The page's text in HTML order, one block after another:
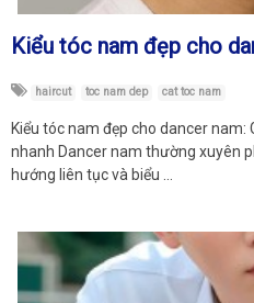
Kiểu tóc nam đẹp cho
haircut toc nam dep cat toc nam
Kiểu tóc nam đẹp cho dancer
nhanh Dancer nam thường xuyên
hướng liên tục và biểu …